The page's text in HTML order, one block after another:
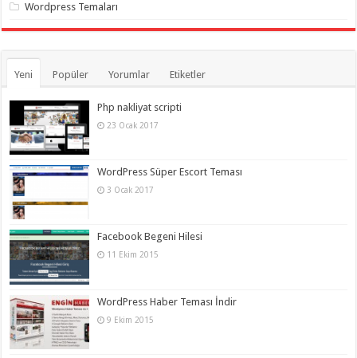
Wordpress Temaları
Yeni Popüler Yorumlar Etiketler
Php nakliyat scripti
23 Ocak 2017
WordPress Süper Escort Teması
3 Ocak 2017
Facebook Begeni Hilesi
11 Ekim 2015
WordPress Haber Teması İndir
9 Ekim 2015